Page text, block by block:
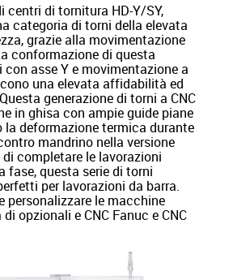
centri di tornitura HD-Y/SY,
categoria di torni della elevata
grazie alla movimentazione
conformazione di questa
asse Y e movimentazione a
una elevata affidabilità ed
generazione di torni a CNC
in ghisa con ampie guide piane
la deformazione termica durante
mandrino nella versione
di completare le lavorazioni
fase, questa serie di torni
per lavorazioni da barra.
personalizzare le macchine
opzionali e CNC Fanuc e CNC